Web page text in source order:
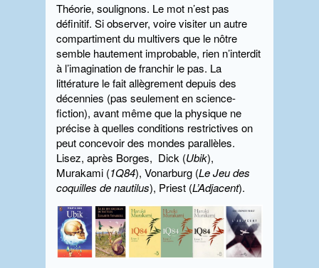
Théorie, soulignons. Le mot n’est pas
définitif. Si observer, voire visiter un autre
compartiment du multivers que le nôtre
semble hautement improbable, rien n’interdit
à l’imagination de franchir le pas. La
littérature le fait allègrement depuis des
décennies (pas seulement en science-
fiction), avant même que la physique ne
précise à quelles conditions restrictives on
peut concevoir des mondes parallèles.
Lisez, après Borges, Dick (Ubik),
Murakami (1Q84), Vonarburg (Le Jeu des
coquilles de nautilus), Priest (L’Adjacent).